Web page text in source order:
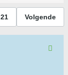
21 Volgende